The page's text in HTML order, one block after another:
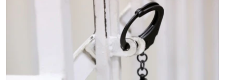
ВІДЕОУРОКИ «ELIFBE»
ЯК ОБІЙТИ БЛОКУВАННЯ